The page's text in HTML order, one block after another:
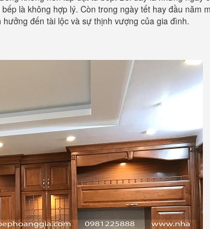
là không hợp lý. Còn trong ngày tết hay đầu năm
đến tài lộc và sự thịnh vượng của gia đình.